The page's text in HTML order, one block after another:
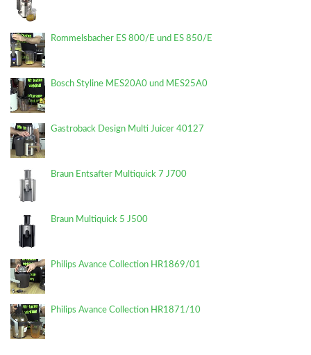
Rommelsbacher ES 800/E und ES 850/E
Bosch Styline MES20A0 und MES25A0
Gastroback Design Multi Juicer 40127
Braun Entsafter Multiquick 7 J700
Braun Multiquick 5 J500
Philips Avance Collection HR1869/01
Philips Avance Collection HR1871/10